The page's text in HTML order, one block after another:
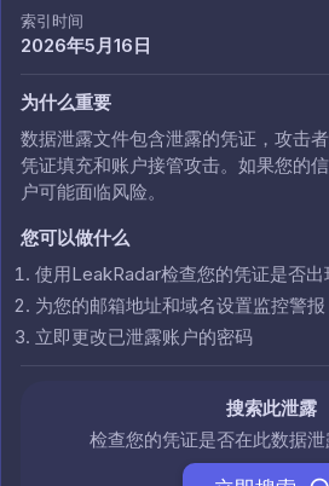
索引时间
2026年5月16日
为什么重要
数据泄露文件包含泄露的凭证，攻击
凭证填充和账户接管攻击。如果您的
户可能面临风险。
您可以做什么
使用LeakRadar检查您的凭证是否出
为您的邮箱地址和域名设置监控警报
立即更改已泄露账户的密码
搜索此泄露
检查您的凭证是否在此数据泄